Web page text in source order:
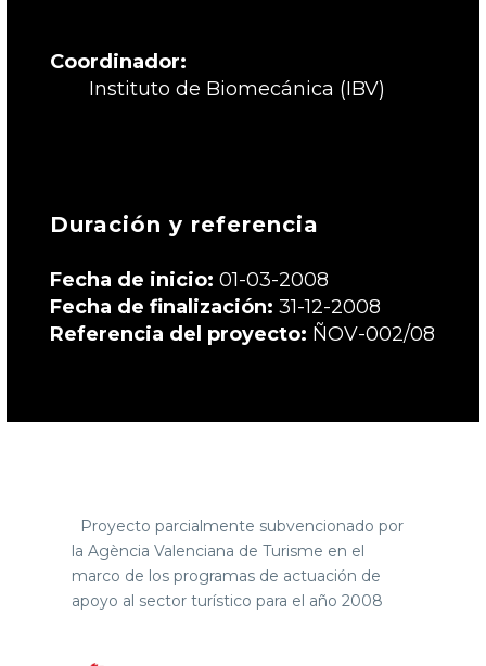
Coordinador:
Instituto de Biomecánica (IBV)
Duración y referencia
Fecha de inicio: 01-03-2008
Fecha de finalización: 31-12-2008
Referencia del proyecto: ÑOV-002/08
Proyecto parcialmente subvencionado por
la Agència Valenciana de Turisme en el
marco de los programas de actuación de
apoyo al sector turístico para el año 2008